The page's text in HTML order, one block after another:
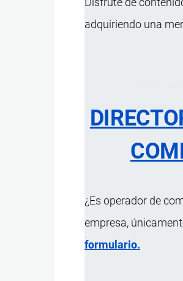
adquiriendo una
¿Es operador de
empresa,
formulario.
Reducción o
Full
Rebaja
Pallet